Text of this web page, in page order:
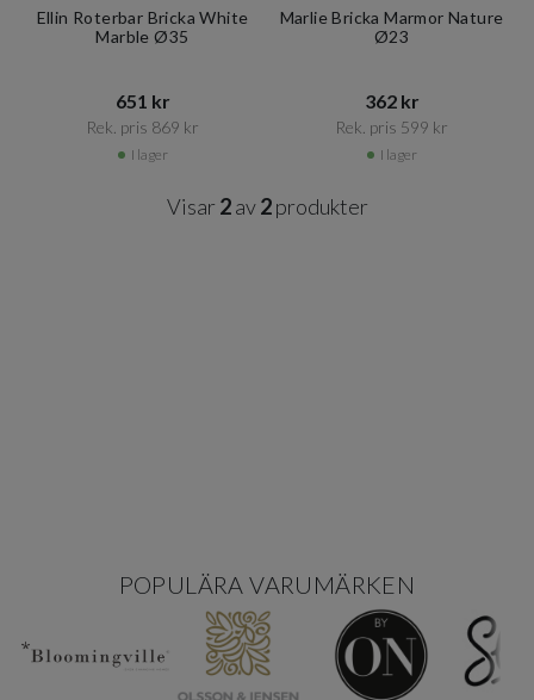
Ellin Roterbar Bricka White
Marble Ø35
651 kr​​
Rek. pris 869 kr​​
I lager
Marlie Bricka Marmor Nature
Ø23
362 kr​​
Rek. pris 599 kr​​
I lager
Visar 2av2produkter
POPULÄRA VARUMÄRKEN